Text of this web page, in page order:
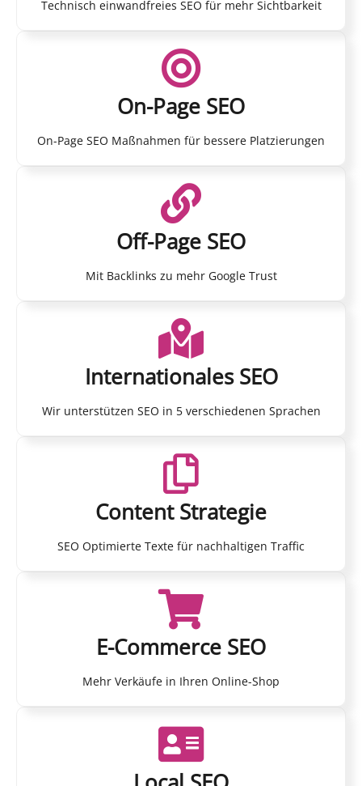
Technisch einwandfreies SEO für mehr Sichtbarkeit
On-Page SEO
On-Page SEO Maßnahmen für bessere Platzierungen
Off-Page SEO
Mit Backlinks zu mehr Google Trust
Internationales SEO
Wir unterstützen SEO in 5 verschiedenen Sprachen
Content Strategie
SEO Optimierte Texte für nachhaltigen Traffic
E-Commerce SEO
Mehr Verkäufe in Ihren Online-Shop